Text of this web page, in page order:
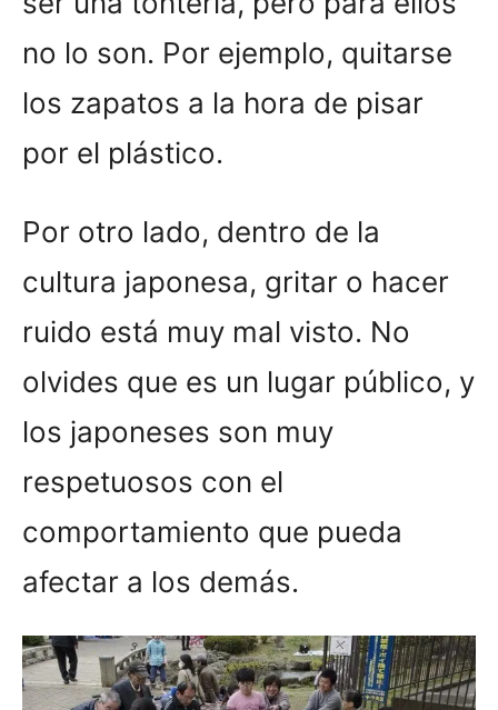
no lo son. Por ejemplo, quitarse
los zapatos a la hora de pisar
por el plástico.
Por otro lado, dentro de la
cultura japonesa, gritar o hacer
ruido está muy mal visto. No
olvides que es un lugar público, y
los japoneses son muy
respetuosos con el
comportamiento que pueda
afectar a los demás.